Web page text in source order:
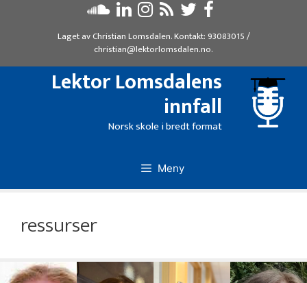
Laget avChristian Lomsdalen. Kontakt: 93083015/
christian@lektorlomsdalen.no.
Lektor Lomsdalens
innfall
Norsk skole i bredt format
Meny
ressurser